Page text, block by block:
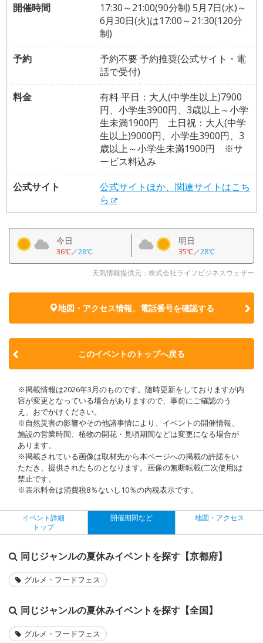
開催時間
17:30～21:00(90分制) 5月7日(水)～
6月30日(火)は17:00～21:30(120分
制)
予約
予約不要 予約推奨(公式サイト・電
話で受付)
料金
有料 平日：大人(中学生以上)7900
円、小学生3900円、3歳以上～小学
生未満1900円 土日祝：大人(中学
生以上)9000円、小学生3900円、3
歳以上～小学生未満1900円 ※サ
ービス料込み
公式サイト
公式サイトほか、関連サイトはこち
ら
今日
36℃／28℃
明日
35℃／28℃
天気情報提供元：株式会社ライフビジネスウェザー
地図・アクセス情報、電話番号を確認する
このイベントのトップへ戻る
※掲載情報は2026年3月のものです。随時更新をしておりますが内
容が変更となっている場合がありますので、事前にご確認のう
え、おでかけください。
※自然災害の影響やその他諸事情により、イベントの開催情報、
施設の営業時間、植物の開花・見頃期間などは変更になる場合が
あります。
※掲載されている画像は取材先から本ページへの掲載の許諾をい
ただき、提供されたものとなります。画像の無断転載(二次使用)は
禁止です。
※表示料金は消費税8％ないし10％の内税表示です。
イベント詳細
トップ
開催期間など 地図・アクセス
同じジャンルの夏休みイベントを探す【京都府】
グルメ・フードフェス
同じジャンルの夏休みイベントを探す【全国】
グルメ・フードフェス